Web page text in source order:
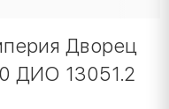
Дворец
ДИО 13051.2